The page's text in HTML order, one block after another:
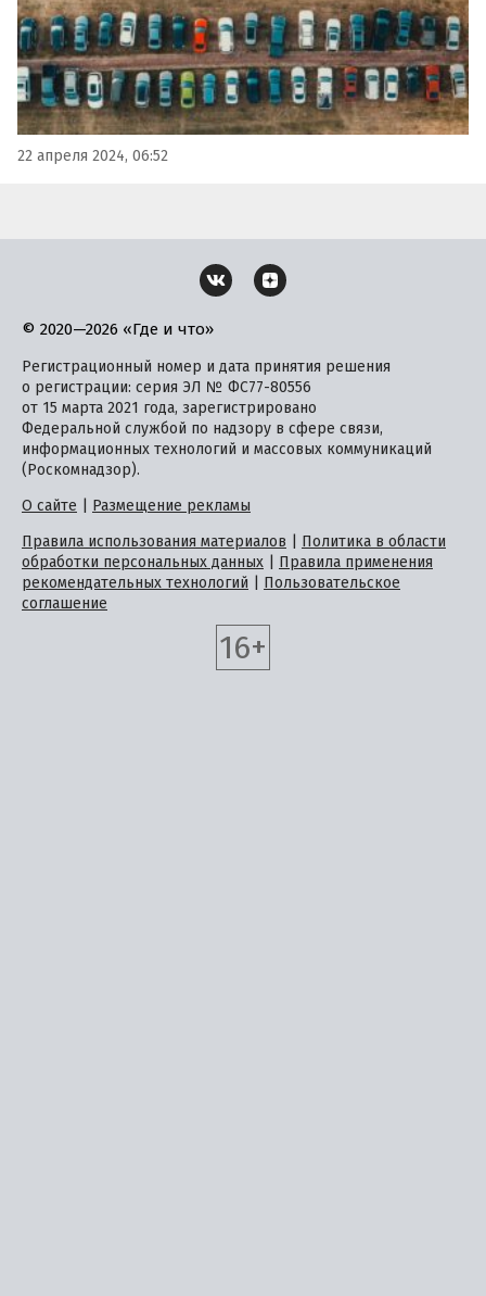
22 апреля 2024, 06:52
© 2020—2026 «Где и что»
Регистрационный номер и дата принятия решения
о регистрации: серия ЭЛ № ФС77-80556
от 15 марта 2021 года, зарегистрировано
Федеральной службой по надзору в сфере связи,
информационных технологий и массовых коммуникаций
(Роскомнадзор).
О сайте
Размещение рекламы
Правила использования материалов
Политика в области
обработки персональных данных
Правила применения
рекомендательных технологий
Пользовательское
соглашение
16+